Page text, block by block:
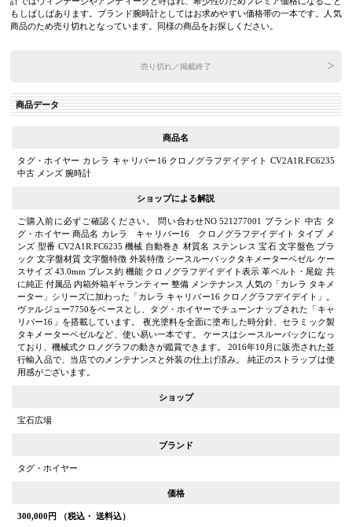
もしばしばあります。ブランド腕時計としてはお求めやすい価格帯の一本です。人気
商品のため売り切れとなっています。同様の商品をお探しください。
売り切れ／掲載終了
商品データ
商品名
タグ・ホイヤー カレラ キャリバー16 クロノグラフデイデイト CV2A1R.FC6235
中古 メンズ 腕時計
ショップによる解説
ご購入前に必ずご確認ください。 問い合わせNO 521277001 ブランド 中古 タ
グ・ホイヤー 商品名 カレラ キャリバー16 クロノグラフデイデイト タイプ メ
ンズ 型番 CV2A1R.FC6235 機械 自動巻き 材質名 ステンレス 宝石 文字盤色 ブラ
ック 文字盤材質 文字盤特徴 外装特徴 シースルーバックタキメーターベゼル ケー
スサイズ 43.0mm ブレス約 機能 クロノグラフデイデイト表示 革ベルト・尾錠 共
に純正 付属品 内箱外箱ギャランティー 整備 メンテナンス 人気の「カレラ タキメ
ーター」シリーズに加わった「カレラ キャリバー16 クロノグラフデイデイト」。
ヴァルジュー7750をベースとし、タグ・ホイヤーでチューンナップされた「キャ
リバー16」を搭載しています。 夜光塗料を全面に塗布した時分針、セラミック製
タキメーターベゼルなど、使い易い一本です。 ケースはシースルーバックになっ
ており、機械式クロノグラフの動きが鑑賞できます。 2016年10月に販売された並
行輸入品で、当店でのメンテナンスと外装の仕上げ済み。 純正のストラップは使
用感がございます。
ショップ
宝石広場
ブランド
タグ・ホイヤー
価格
300,000 円 （税込・ 送料込）